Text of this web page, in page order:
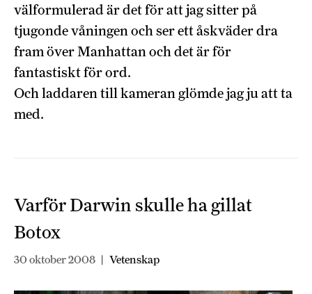
välformulerad är det för att jag sitter på
tjugonde våningen och ser ett åskväder dra
fram över Manhattan och det är för
fantastiskt för ord.
Och laddaren till kameran glömde jag ju att ta
med.
Varför Darwin skulle ha gillat
Botox
30 oktober 2008 | Vetenskap